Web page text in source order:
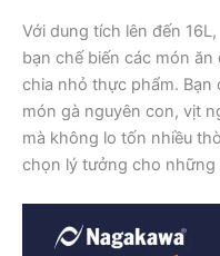
Với dung tích lên đến
bạn chế biến các món
chia nhỏ thực phẩm.
món gà nguyên con, vịt
mà không lo tốn nhiều
chọn lý tưởng cho những